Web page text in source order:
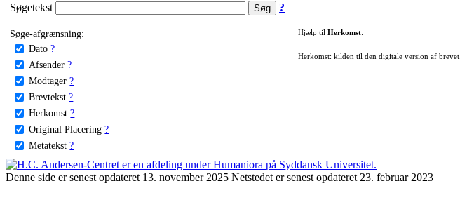
Søgetekst ?
Søge-afgrænsning:
Dato ?
Afsender ?
Modtager ?
Brevtekst ?
Herkomst ?
Original Placering ?
Metatekst ?
Hjælp til Herkomst:
Herkomst: kilden til den digitale version af brevet.
Denne side er senest opdateret 13. november 2025 Netstedet er senest opdateret 23. februar 2023